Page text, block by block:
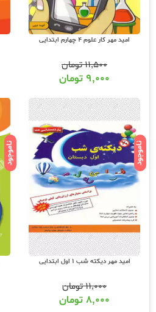
امید مهر کار علوم 4 چهارم ابتدایی
۱۱,۵۰۰تومان
۹,۰۰۰ تومان
ناموجود
امید مهر دیکته شب 1 اول ابتدایی
۱۱,۰۰۰تومان
۸,۰۰۰ تومان
ناموجود